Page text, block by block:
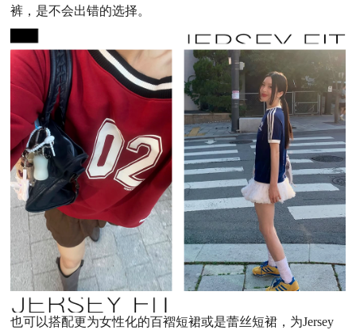
裤，是不会出错的选择。
也可以搭配更为女性化的百褶短裙或是蕾丝短裙，为Jersey